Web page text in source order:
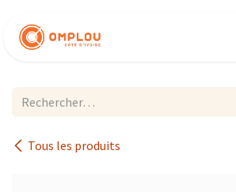
Tous les produits